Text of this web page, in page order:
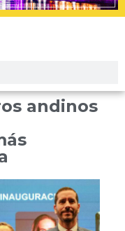
andinos